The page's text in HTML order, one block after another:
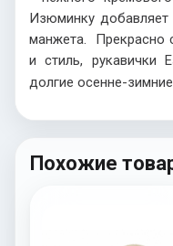
Изюминку
манжета. Прекрасно
и стиль, рукавички
долгие осенне-
Похожие